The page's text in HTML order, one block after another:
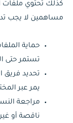
كذلك تحتوي ملفات
مساهمين لا يجب
حماية
تستمر حتى
تحديد فريق
يمر عبر
مراجعة
ناقصة أو